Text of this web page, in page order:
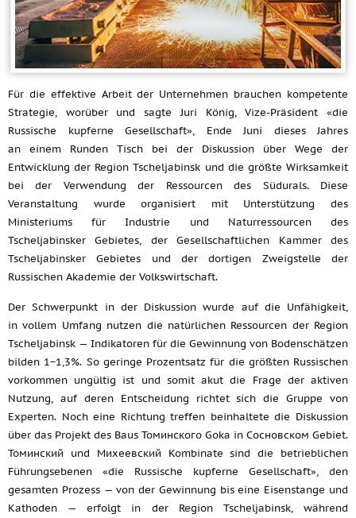
Für die effektive Arbeit der Unternehmen brauchen kompetente
Strategie, worüber und sagte Juri König, Vize-Präsident «die
Russische kupferne Gesellschaft», Ende Juni dieses Jahres
an einem Runden Tisch bei der Diskussion über Wege der
Entwicklung der Region Tscheljabinsk und die größte Wirksamkeit
bei der Verwendung der Ressourcen des Südurals. Diese
Veranstaltung wurde organisiert mit Unterstützung des
Ministeriums für Industrie und Naturressourcen des
Tscheljabinsker Gebietes, der Gesellschaftlichen Kammer des
Tscheljabinsker Gebietes und der dortigen Zweigstelle der
Russischen Akademie der Volkswirtschaft.
Der Schwerpunkt in der Diskussion wurde auf die Unfähigkeit,
in vollem Umfang nutzen die natürlichen Ressourcen der Region
Tscheljabinsk — Indikatoren für die Gewinnung von Bodenschätzen
bilden 1−1,3%. So geringe Prozentsatz für die größten Russischen
vorkommen ungültig ist und somit akut die Frage der aktiven
Nutzung, auf deren Entscheidung richtet sich die Gruppe von
Experten. Noch eine Richtung treffen beinhaltete die Diskussion
über das Projekt des Baus Томинского Goka in Сосновском Gebiet.
Томинский und Михеевский Kombinate sind die betrieblichen
Führungsebenen «die Russische kupferne Gesellschaft», den
gesamten Prozess — von der Gewinnung bis eine Eisenstange und
Kathoden — erfolgt in der Region Tscheljabinsk, während